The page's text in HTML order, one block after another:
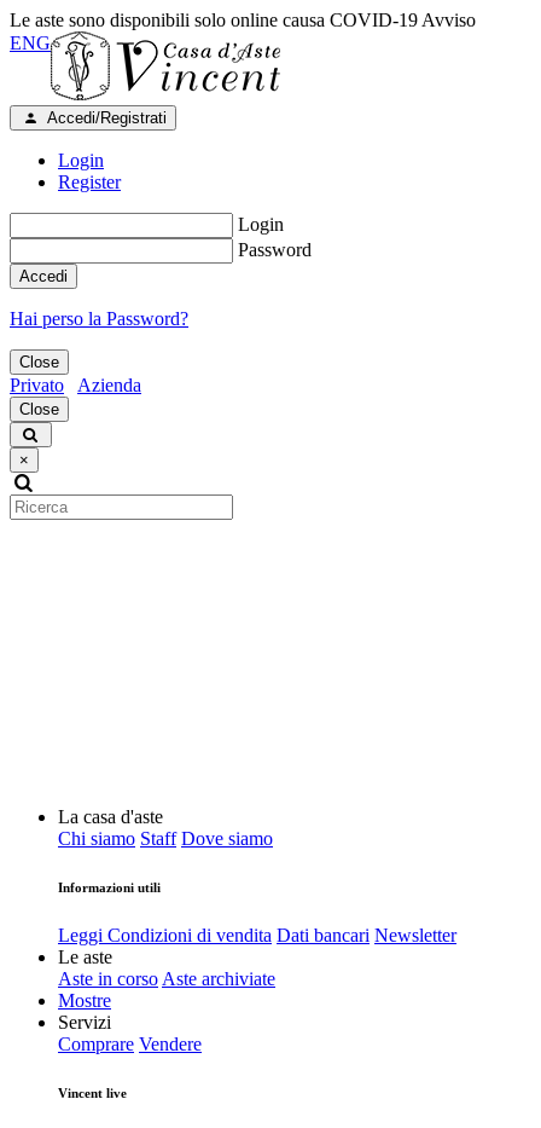
Le aste sono disponibili solo online causa COVID-19 Avviso
ENG
Accedi/Registrati
Login
Register
Login
Password
Accedi
Hai perso la Password?
Close
Privato Azienda
Close
×
La casa d'aste
Chi siamo Staff Dove siamo
Informazioni utili
Leggi Condizioni di vendita Dati bancari Newsletter
Le aste
Aste in corso Aste archiviate
Mostre
Servizi
Comprare Vendere
Vincent live